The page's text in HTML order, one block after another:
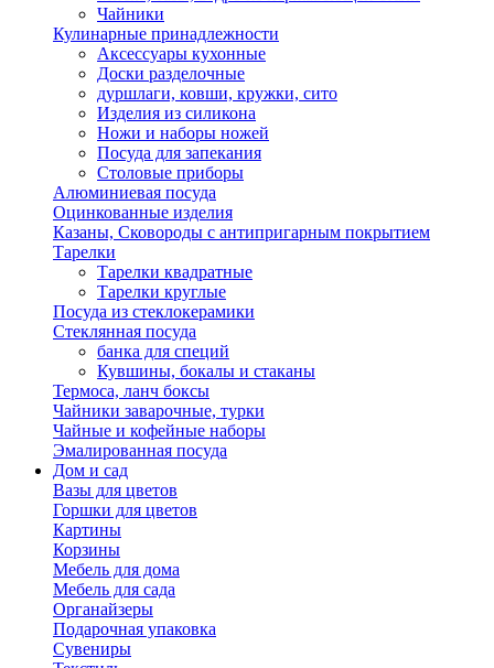
Чайники
Кулинарные принадлежности
Аксессуары кухонные
Доски разделочные
дуршлаги, ковши, кружки, сито
Изделия из силикона
Ножи и наборы ножей
Посуда для запекания
Столовые приборы
Алюминиевая посуда
Оцинкованные изделия
Казаны, Сковороды с антипригарным покрытием
Тарелки
Тарелки квадратные
Тарелки круглые
Посуда из стеклокерамики
Стеклянная посуда
банка для специй
Кувшины, бокалы и стаканы
Термоса, ланч боксы
Чайники заварочные, турки
Чайные и кофейные наборы
Эмалированная посуда
Дом и сад
Вазы для цветов
Горшки для цветов
Картины
Корзины
Мебель для дома
Мебель для сада
Органайзеры
Подарочная упаковка
Сувениры